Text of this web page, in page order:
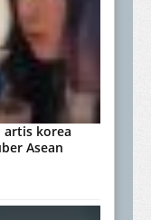
artis korea
Asean